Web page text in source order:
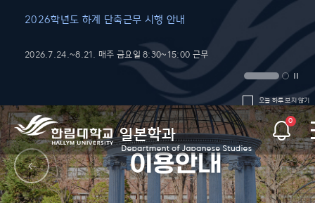
2026학년도 하계 단축근무 시행 안내
2026.7.24.~8.21. 매주 금요일 8:30~15:00 근무
2026학년도
오늘 하루 보지 않기
0
이용안내